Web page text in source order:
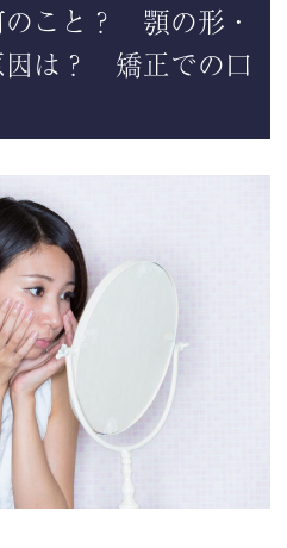
のこと？ 顎の形・
は？ 矯正での口